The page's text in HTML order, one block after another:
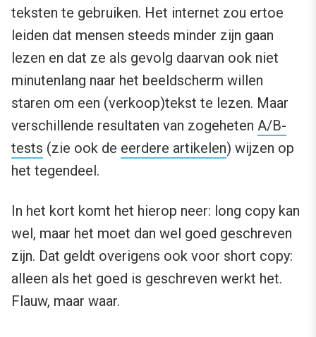
teksten te gebruiken. Het internet zou ertoe
leiden dat mensen steeds minder zijn gaan
lezen en dat ze als gevolg daarvan ook niet
minutenlang naar het beeldscherm willen
staren om een (verkoop)tekst te lezen. Maar
verschillende resultaten van zogeheten A/B-
tests (zie ook de eerdere artikelen) wijzen op
het tegendeel.
In het kort komt het hierop neer: long copy kan
wel, maar het moet dan wel goed geschreven
zijn. Dat geldt overigens ook voor short copy:
alleen als het goed is geschreven werkt het.
Flauw, maar waar.